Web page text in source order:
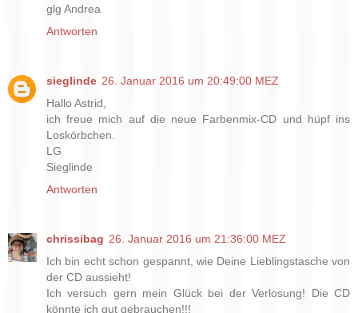
glg Andrea
Antworten
sieglinde 26. Januar 2016 um 20:49:00 MEZ
Hallo Astrid,
ich freue mich auf die neue Farbenmix-CD und hüpf ins
Loskörbchen.
LG
Sieglinde
Antworten
chrissibag 26. Januar 2016 um 21:36:00 MEZ
Ich bin echt schon gespannt, wie Deine Lieblingstasche von
der CD aussieht!
Ich versuch gern mein Glück bei der Verlosung! Die CD
könnte ich gut gebrauchen!!!